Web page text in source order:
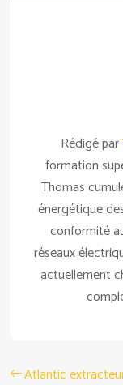
Rédigé par
formation
Thomas
énergétique
conformité
réseaux
actuellement
Atlantic